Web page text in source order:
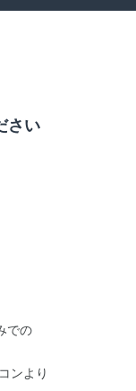
さい
での
ンより